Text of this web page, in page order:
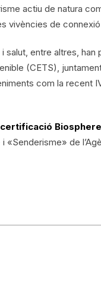
actiu de natura
vivències de
salut, entre altres,
(CETS),
com la recent
certificació Biosphere
de